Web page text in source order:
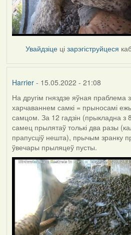
Увайдзіце цізарэгіструйцеся
Harrier- 15.05.2022 - 21:08
На другім гняздзе яўная праблема з
харчаваннем самкі = прыносамі
самцом. За 12 гадзін (прыкладна з
самец прылятаў толькі два разы
прапусціў нешта), прычым зранку
ўвечары прыляцеў пусты.